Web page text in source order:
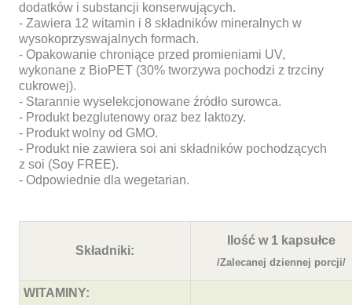
dodatków i substancji konserwujących.
- Zawiera 12 witamin i 8 składników mineralnych w
wysokoprzyswajalnych formach.
- Opakowanie chroniące przed promieniami UV,
wykonane z BioPET (30% tworzywa pochodzi z trzciny
cukrowej).
- Starannie wyselekcjonowane źródło surowca.
- Produkt bezglutenowy oraz bez laktozy.
- Produkt wolny od GMO.
- Produkt nie zawiera soi ani składników pochodzących
z soi (Soy FREE).
- Odpowiednie dla wegetarian.
Składniki:
Ilość w 1 kapsułce
/Zalecanej dziennej porcji/
WITAMINY: